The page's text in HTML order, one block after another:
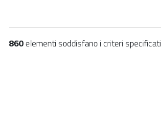
860elementi soddisfano i criteri specificati